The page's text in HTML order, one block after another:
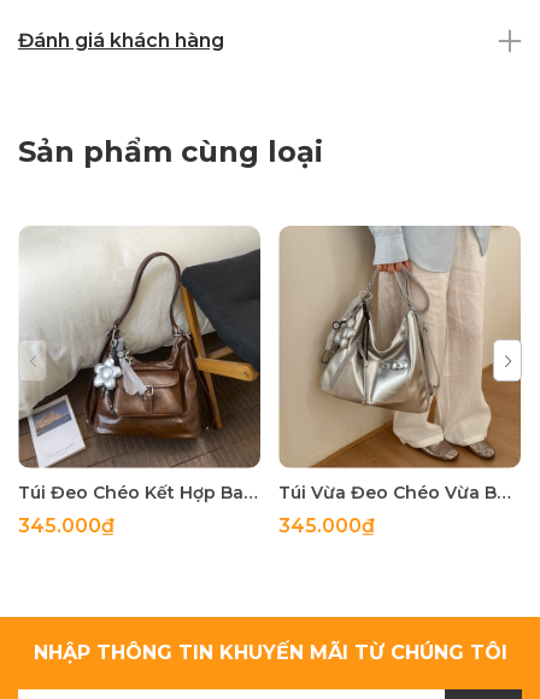
Đánh giá khách hàng
Sản phẩm cùng loại
Túi Đeo Chéo Kết Hợp Balo Thời Trang - tt260509
345.000₫
Túi Vừa Đeo Chéo Vừa Balo Cá Tính - tt260402
345.000₫
NHẬP THÔNG TIN KHUYẾN MÃI TỪ CHÚNG TÔI